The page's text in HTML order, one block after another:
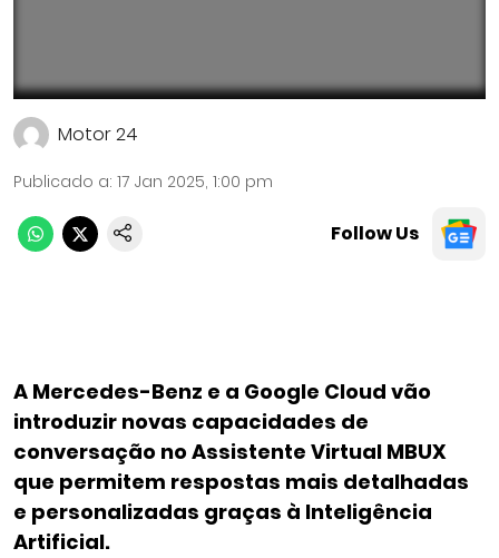
Motor 24
Publicado a: 17 Jan 2025, 1:00 pm
Follow Us
A Mercedes-Benz e a Google Cloud vão
introduzir novas capacidades de
conversação no Assistente Virtual MBUX
que permitem respostas mais detalhadas
e personalizadas graças à Inteligência
Artificial.